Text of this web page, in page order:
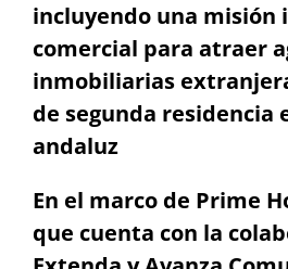
incluyendo una misión
comercial para atraer
inmobiliarias
de segunda residencia
andaluz
En el marco de Prime
que cuenta con la